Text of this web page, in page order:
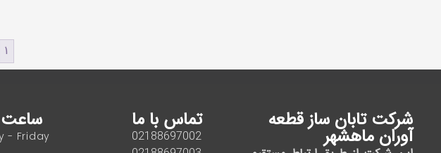
1
شرکت تابان ساز قطعه
آوران ماهشهر
تماس با ما
02188697002
ساعت
- Friday: